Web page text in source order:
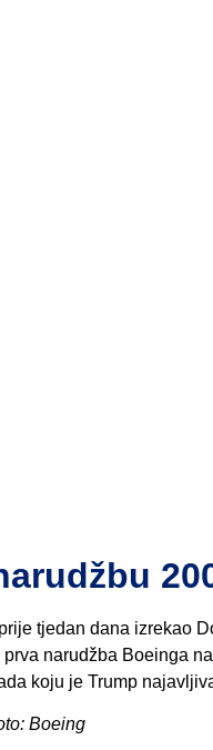
tjedan dana izrekao
narudžba Boeinga
koju je Trump
Boeing